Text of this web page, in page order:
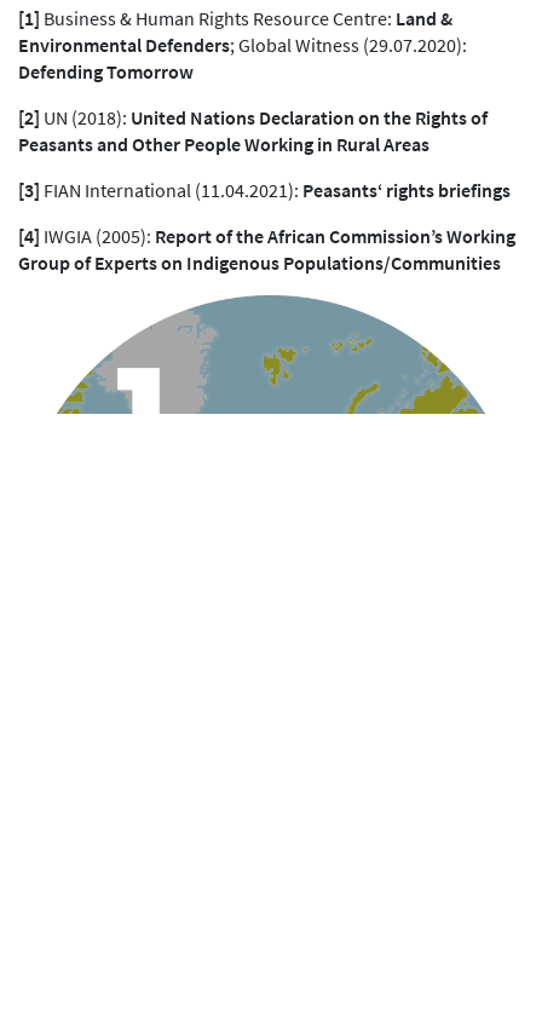
[1] Business & Human Rights Resource Centre: Land &
Environmental Defenders; Global Witness (29.07.2020):
Defending Tomorrow
[2] UN (2018): United Nations Declaration on the Rights of
Peasants and Other People Working in Rural Areas
[3] FIAN International (11.04.2021): Peasants‘ rights briefings
[4] IWGIA (2005): Report of the African Commission’s Working
Group of Experts on Indigenous Populations/Communities